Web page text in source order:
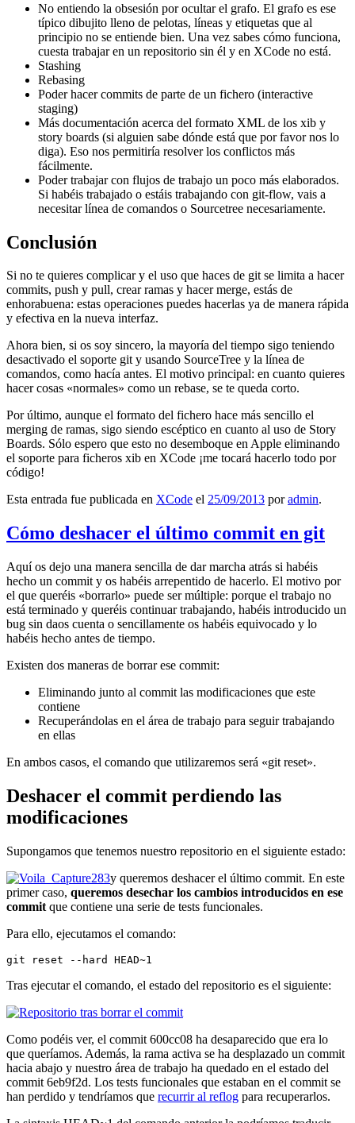
No entiendo la obsesión por ocultar el grafo. El grafo es ese
típico dibujito lleno de pelotas, líneas y etiquetas que al
principio no se entiende bien. Una vez sabes cómo funciona,
cuesta trabajar en un repositorio sin él y en XCode no está.
Stashing
Rebasing
Poder hacer commits de parte de un fichero (interactive
staging)
Más documentación acerca del formato XML de los xib y
story boards (si alguien sabe dónde está que por favor nos lo
diga). Eso nos permitiría resolver los conflictos más
fácilmente.
Poder trabajar con flujos de trabajo un poco más elaborados.
Si habéis trabajado o estáis trabajando con git-flow, vais a
necesitar línea de comandos o Sourcetree necesariamente.
Conclusión
Si no te quieres complicar y el uso que haces de git se limita a hacer
commits, push y pull, crear ramas y hacer merge, estás de
enhorabuena: estas operaciones puedes hacerlas ya de manera rápida
y efectiva en la nueva interfaz.
Ahora bien, si os soy sincero, la mayoría del tiempo sigo teniendo
desactivado el soporte git y usando SourceTree y la línea de
comandos, como hacía antes. El motivo principal: en cuanto quieres
hacer cosas «normales» como un rebase, se te queda corto.
Por último, aunque el formato del fichero hace más sencillo el
merging de ramas, sigo siendo escéptico en cuanto al uso de Story
Boards. Sólo espero que esto no desemboque en Apple eliminando
el soporte para ficheros xib en XCode ¡me tocará hacerlo todo por
código!
Esta entrada fue publicada en XCode el 25/09/2013 poradmin.
Cómo deshacer el último commit en git
Aquí os dejo una manera sencilla de dar marcha atrás si habéis
hecho un commit y os habéis arrepentido de hacerlo. El motivo por
el que queréis «borrarlo» puede ser múltiple: porque el trabajo no
está terminado y queréis continuar trabajando, habéis introducido un
bug sin daos cuenta o sencillamente os habéis equivocado y lo
habéis hecho antes de tiempo.
Existen dos maneras de borrar ese commit:
Eliminando junto al commit las modificaciones que este
contiene
Recuperándolas en el área de trabajo para seguir trabajando
en ellas
En ambos casos, el comando que utilizaremos será «git reset».
Deshacer el commit perdiendo las
modificaciones
Supongamos que tenemos nuestro repositorio en el siguiente estado:
y queremos deshacer el último commit. En este
primer caso, queremos desechar los cambios introducidos en ese
commit que contiene una serie de tests funcionales.
Para ello, ejecutamos el comando:
git reset --hard HEAD~1
Tras ejecutar el comando, el estado del repositorio es el siguiente:
Como podéis ver, el commit 600cc08 ha desaparecido que era lo
que queríamos. Además, la rama activa se ha desplazado un commit
hacia abajo y nuestro área de trabajo ha quedado en el estado del
commit 6eb9f2d. Los tests funcionales que estaban en el commit se
han perdido y tendríamos que recurrir al reflog para recuperarlos.